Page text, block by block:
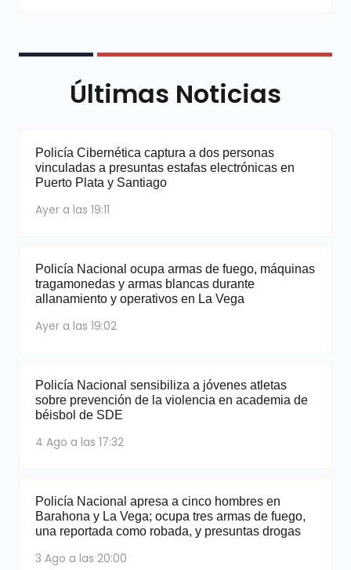
Últimas Noticias
Policía Cibernética captura a dos personas
vinculadas a presuntas estafas electrónicas en
Puerto Plata y Santiago
Ayer a las 19:11
Policía Nacional ocupa armas de fuego, máquinas
tragamonedas y armas blancas durante
allanamiento y operativos en La Vega
Ayer a las 19:02
Policía Nacional sensibiliza a jóvenes atletas
sobre prevención de la violencia en academia de
béisbol de SDE
4 Ago a las 17:32
Policía Nacional apresa a cinco hombres en
Barahona y La Vega; ocupa tres armas de fuego,
una reportada como robada, y presuntas drogas
3 Ago a las 20:00